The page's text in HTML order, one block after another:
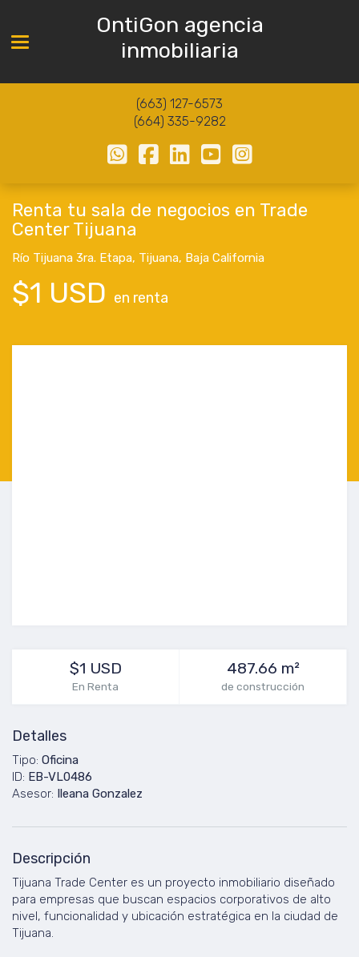
Toggle navigation
OntiGon agencia
inmobiliaria
(663) 127-6573
(664) 335-9282
Renta tu sala de negocios en Trade
Center Tijuana
Río Tijuana 3ra. Etapa, Tijuana, Baja California
$1 USD en renta
$1 USD
En Renta
487.66 m²
de construcción
Detalles
Tipo: Oficina
ID: EB-VL0486
Asesor: Ileana Gonzalez
Descripción
Tijuana Trade Center es un proyecto inmobiliario diseñado
para empresas que buscan espacios corporativos de alto
nivel, funcionalidad y ubicación estratégica en la ciudad de
Tijuana.